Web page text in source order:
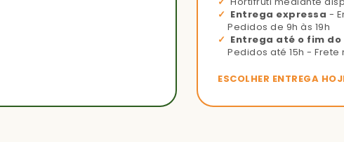
Entrega expressa -
Pedidos de 9h às 19h
Entrega até o fim
Pedidos até 15h - Frete
ESCOLHER ENTREGA